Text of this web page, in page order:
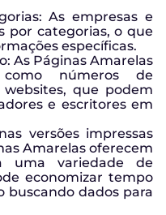
As empresas e
por categorias, o que
específicas.
As Páginas Amarelas
números de
que podem
e escritores em
versões impressas
Amarelas oferecem
uma variedade de
economizar tempo
buscando dados para